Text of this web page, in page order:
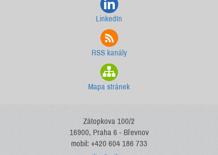
LinkedIn
RSS kanály
Mapa stránek
Zátopkova 100/2
16900, Praha 6 - Břevnov
mobil: +420 604 186 733